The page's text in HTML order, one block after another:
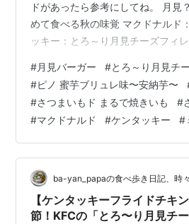
ドがあったら参考にしてね。 月見
めて食べる秋の味覚 マクドナルド
ッキー：とろ～り月見チーズフィ
タードーナツ：さつまいもド まる
ピノ 蜜芋ブリュレ味〜安納芋〜 月
初めて食べる秋の味覚 当初ブログ
たけど、いつの間にか秋限定品を
まとめて特徴をシェアしてみるよ
ーガーを食べた記念の年！…
#月見バーガー #とろ～り月見チ
#ピノ 蜜芋ブリュレ味〜安納芋〜
#さつまいもド まるで焼きいも #
#マクドナルド #ケンタッキー #
ba-yan_papaの食べ歩き日記、時
【ケンタッキーフライドチキ
節！KFCの「とろ〜り月見チ